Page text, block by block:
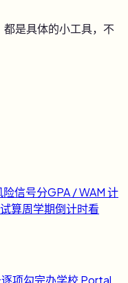
是具体的小工具，不
险信号分GPA / WAM 计
算周学期倒计时看
项勾完办学校 Portal